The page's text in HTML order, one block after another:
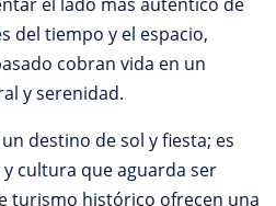
del tiempo y el espacio,
cobran vida en un
y serenidad.
destino de sol y fiesta; es
cultura que aguarda ser
turismo histórico ofrecen una